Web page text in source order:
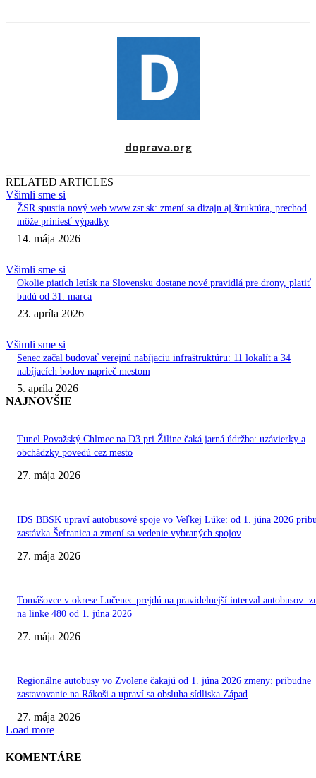
doprava.org
RELATED ARTICLES
Všimli sme si
ŽSR spustia nový web www.zsr.sk: zmení sa dizajn aj štruktúra, prechod
môže priniesť výpadky
14. mája 2026
Všimli sme si
Okolie piatich letísk na Slovensku dostane nové pravidlá pre drony, platiť
budú od 31. marca
23. apríla 2026
Všimli sme si
Senec začal budovať verejnú nabíjaciu infraštruktúru: 11 lokalít a 34
nabíjacích bodov naprieč mestom
5. apríla 2026
NAJNOVŠIE
Tunel Považský Chlmec na D3 pri Žiline čaká jarná údržba: uzávierky a
obchádzky povedú cez mesto
27. mája 2026
IDS BBSK upraví autobusové spoje vo Veľkej Lúke: od 1. júna 2026
zastávka Šefranica a zmení sa vedenie vybraných spojov
27. mája 2026
Tomášovce v okrese Lučenec prejdú na pravidelnejší interval autobusov:
na linke 480 od 1. júna 2026
27. mája 2026
Regionálne autobusy vo Zvolene čakajú od 1. júna 2026 zmeny: pribudne
zastavovanie na Rákoši a upraví sa obsluha sídliska Západ
27. mája 2026
Load more
KOMENTÁRE